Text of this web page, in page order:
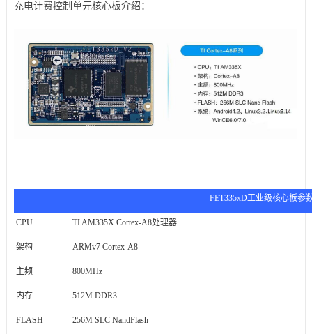
充电计费控制单元核心板介绍：
FET335xD工业级核心板参
CPU TI AM335X Cortex-A8处理器
架构 ARMv7 Cortex-A8
主频 800MHz
内存 512M DDR3
FLASH 256M SLC NandFlash